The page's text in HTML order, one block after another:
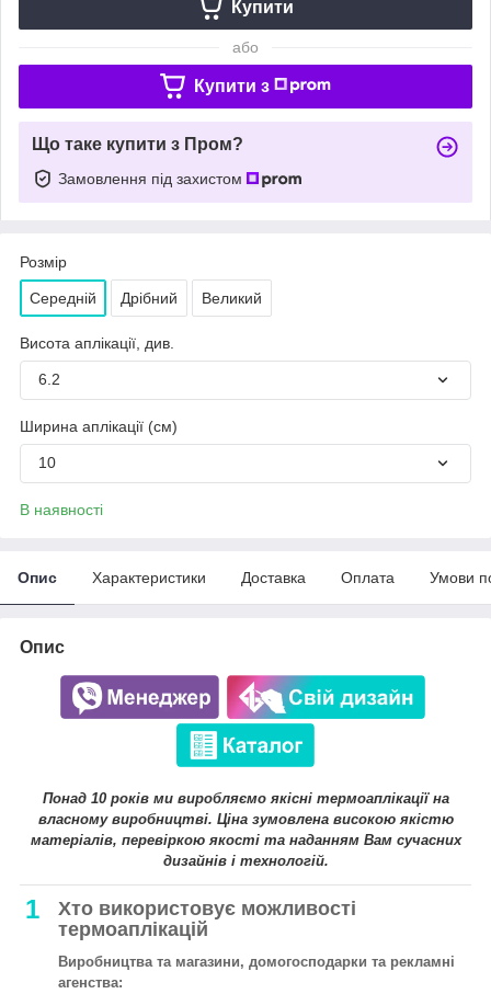
Купити
або
Купити з
Що таке купити з Пром?
Замовлення під захистом
Розмір
Середній Дрібний Великий
Висота аплікації, див.
6.2
Ширина аплікації (см)
10
В наявності
Опис Характеристики Доставка Оплата Умови
Опис
Понад 10 років ми виробляємо якісні термоаплікації на
власному виробництві. Ціна зумовлена високою якістю
матеріалів, перевіркою якості та наданням Вам сучасних
дизайнів і технологій.
1
Хто використовує можливості
термоаплікацій
Виробництва та магазини, домогосподарки та рекламні
агенства: